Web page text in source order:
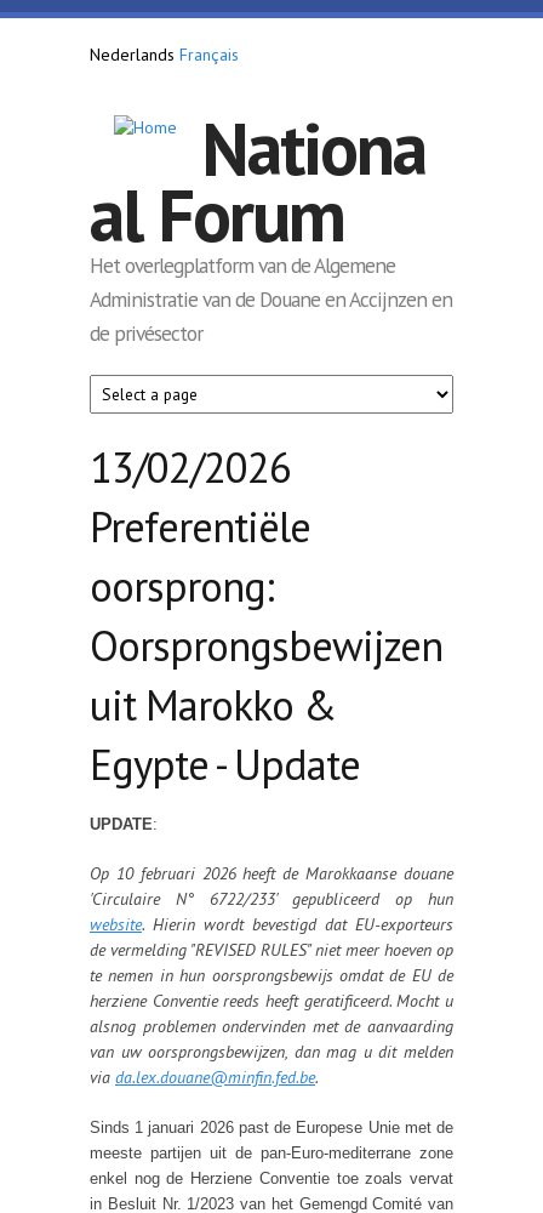
Overslaan en naar de inhoud gaan
Nederlands Français
Nationa
al Forum
Het overlegplatform van de Algemene
Administratie van de Douane en Accijnzen en
de privésector
13/02/2026
Preferentiële
oorsprong:
Oorsprongsbewijzen
uit Marokko &
Egypte - Update
UPDATE:
Op 10 februari 2026 heeft de Marokkaanse douane
'Circulaire N° 6722/233' gepubliceerd op hun
website. Hierin wordt bevestigd dat EU-exporteurs
de vermelding "REVISED RULES" niet meer hoeven op
te nemen in hun oorsprongsbewijs omdat de EU de
herziene Conventie reeds heeft geratificeerd. Mocht u
alsnog problemen ondervinden met de aanvaarding
van uw oorsprongsbewijzen, dan mag u dit melden
via da.lex.douane@minfin.fed.be.
Sinds 1 januari 2026 past de Europese Unie met de
meeste partijen uit de pan-Euro-mediterrane zone
enkel nog de Herziene Conventie toe zoals vervat
in Besluit Nr. 1/2023 van het Gemengd Comité van